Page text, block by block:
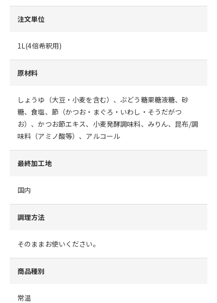
注文単位
1L(4倍希釈用)
原材料
しょうゆ（大豆・小麦を含む）、ぶどう糖果糖液糖、砂
糖、食塩、節（かつお・まぐろ・いわし・そうだがつ
お）、かつお節エキス、小麦発酵調味料、みりん、昆布/調
味料（アミノ酸等）、アルコール
最終加工地
国内
調理方法
そのままお使いください。
商品種別
常温